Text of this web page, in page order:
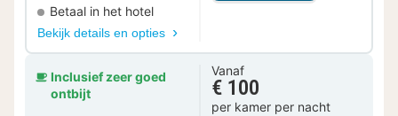
Betaal in het hotel
Bekijk details en opties
Inclusief zeer goed
ontbijt
Vanaf
€ 100
per kamer per nacht